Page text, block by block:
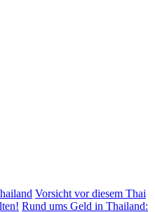
Vorsicht vor diesem Thai
Rund ums Geld in Thailand: